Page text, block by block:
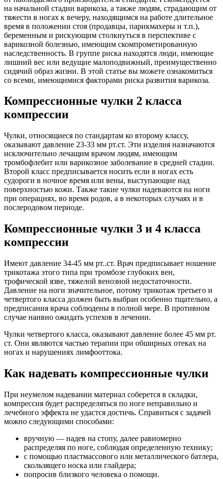
на начальной стадии варикоза, а также людям, страдающим от
тяжести в ногах к вечеру, находящимся на работе длительное
время в положении стоя (продавцы, парикмахеры и т.п.),
беременным и рискующим столкнуться в перспективе с
варикозной болезнью, имеющим скомпрометированную
наследственность. В группе риска находятся люди, имеющие
лишний вес или ведущие малоподвижный, преимущественно
сидячий образ жизни. В этой статье вы можете ознакомиться
со всеми, имеющимися факторами риска развития варикоза.
Компрессионные чулки 2 класса
компрессии
Чулки, относящиеся по стандартам ко второму классу,
оказывают давление 23-33 мм рт.ст. Эти изделия назначаются
исключительно лечащим врачом людям, имеющим
тромбофлебит или варикозное заболевание в средней стадии.
Второй класс предписывается носить если в ногах есть
судороги в ночное время или вены, выступающие над
поверхностью кожи. Также такие чулки надеваются на ноги
при операциях, во время родов, а в некоторых случаях и в
послеродовом периоде.
Компрессионные чулки 3 и 4 класса
компрессии
Имеют давление 34-45 мм рт..ст. Врач предписывает ношение
трикотажа этого типа при тромбозе глубоких вен,
трофической язве, тяжелой венозной недостаточности.
Давление на ноги значительное, потому трикотаж третьего и
четвертого класса должен быть выбран особенно тщательно, а
предписания врача соблюдены в полной мере. В противном
случае наивно ожидать успехов в лечении.
Чулки четвертого класса, оказывают давление более 45 мм рт.
ст. Они являются частью терапии при обширных отеках на
ногах и нарушениях лимфооттока.
Как надевать компрессионные чулки
При неумелом надевании материал соберется в складки,
компрессия будет распределяться по ноге неправильно и
лечебного эффекта не удастся достичь. Справиться с задачей
можно следующими способами:
вручную — надев на стопу, далее равномерно
распределяя по ноге, соблюдая определенную технику;
с помощью пластмассового или металлического батлера,
скользящего носка или глайдера;
попросив близкого человека о помощи.